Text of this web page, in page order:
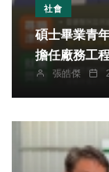
社會
碩士畢業青
擔任廠務工
張皓傑